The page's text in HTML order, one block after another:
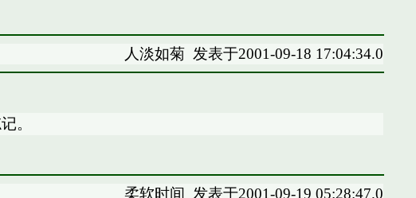
人淡如菊发表于2001-09-18 17:04:34.0
。
柔软时间 发表于2001-09-19 05:28:47.0